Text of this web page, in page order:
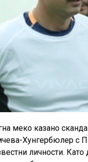
меко казано
Хунгербюлер с
личности.